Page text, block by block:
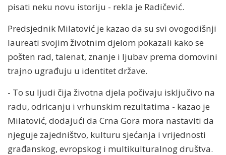
pisati neku novu istoriju - rekla je Radičević.
Predsjednik Milatović je kazao da su svi ovogodišnji
laureati svojim životnim djelom pokazali kako se
pošten rad, talenat, znanje i ljubav prema domovini
trajno ugrađuju u identitet države.
- To su ljudi čija životna djela počivaju isključivo na
radu, odricanju i vrhunskim rezultatima - kazao je
Milatović, dodajući da Crna Gora mora nastaviti da
njeguje zajedništvo, kulturu sjećanja i vrijednosti
građanskog, evropskog i multikulturalnog društva.